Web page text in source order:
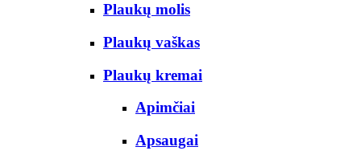
Plaukų molis
Plaukų vaškas
Plaukų kremai
Apimčiai
Apsaugai